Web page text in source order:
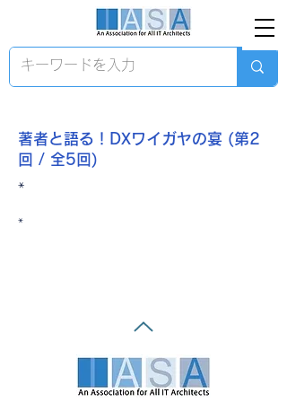
著者と語る！DXワイガヤの宴 (第2
回 / 全5回)
*
*